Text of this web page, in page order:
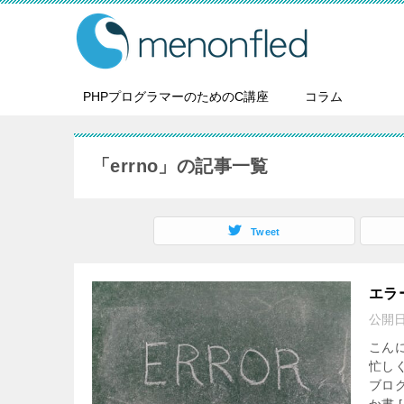
PHPプログラマーのためのC講座 コラム
「errno」の記事一覧
Tweet
エラ
公開
こん
忙し
ブロ